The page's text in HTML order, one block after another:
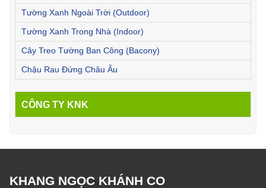
Tường Xanh Ngoài Trời (Outdoor)
Tường Xanh Trong Nhà (Indoor)
Cây Treo Tường Ban Công (Bacony)
Chậu Rau Đứng Châu Âu
CÔNG TY KNK
KHANG NGỌC KHÁNH CO